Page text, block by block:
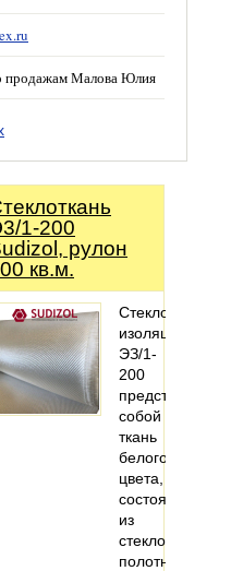
продажам Малова Юлия
1-200
рулон
кв.м.
Стеклоткань
изоляционная
ЭЗ/1-
200
представляет
собой
ткань
белого
цвета,
состоящую
из
стеклонитей,
полотняного